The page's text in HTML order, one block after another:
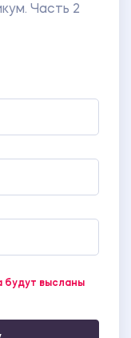
Часть 2
будут высланы